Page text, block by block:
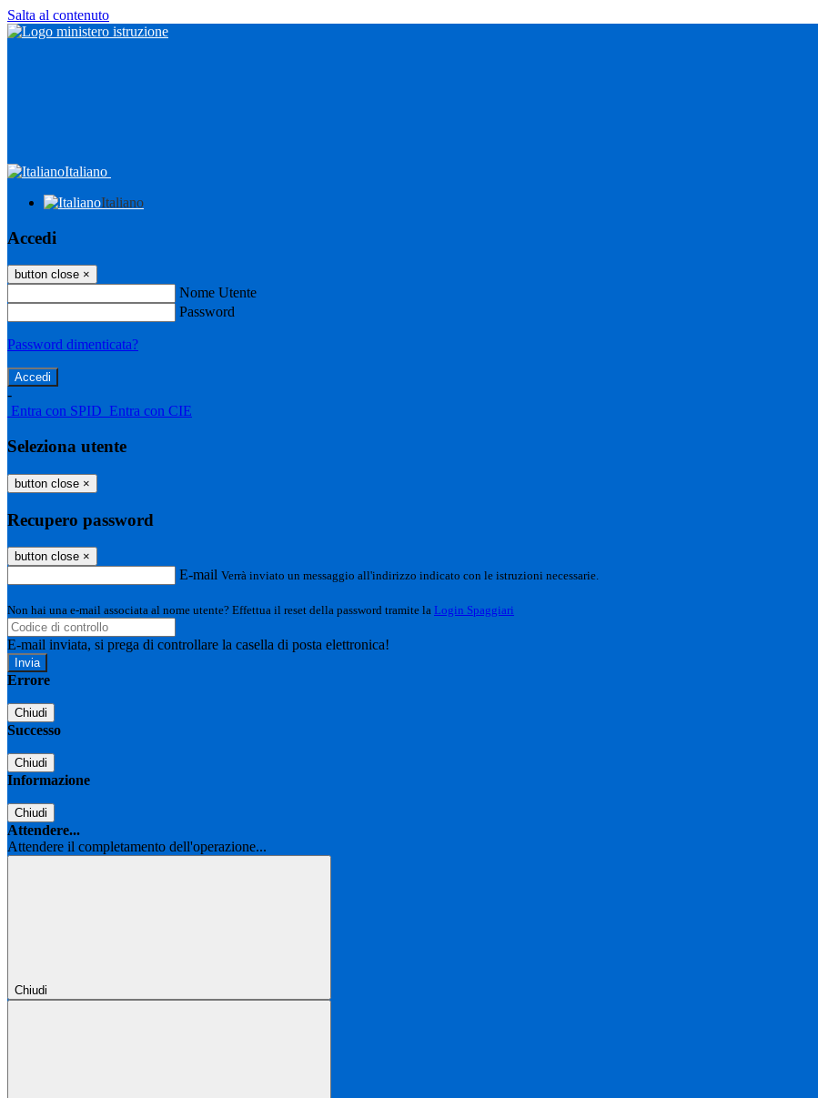
Salta al contenuto
Italiano
Italiano
Accedi
button close ×
Nome Utente
Password
Password dimenticata?
-
Entra con SPID Entra con CIE
Seleziona utente
button close ×
Recupero password
button close ×
E-mail Verrà inviato un messaggio all'indirizzo indicato con le istruzioni necessarie.
Non hai una e-mail associata al nome utente? Effettua il reset della password tramite la Login Spaggiari
E-mail inviata, si prega di controllare la casella di posta elettronica!
Errore
Chiudi
Successo
Chiudi
Informazione
Chiudi
Attendere...
Attendere il completamento dell'operazione...
Chiudi